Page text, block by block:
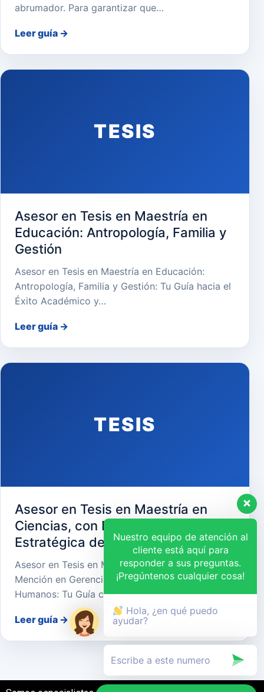
abrumador. Para garantizar que…
Leer guía →
TESIS
Asesor en Tesis en Maestría en
Educación: Antropología, Familia y
Gestión
Asesor en Tesis en Maestría en Educación:
Antropología, Familia y Gestión: Tu Guía hacia el
Éxito Académico y…
Leer guía →
TESIS
Asesor en Tesis en Maestría en
Ciencias, con Mención en Gerencia
Estratégica de Recursos Humanos
Asesor en Tesis en Maestría en Ciencias, con
Mención en Gerencia Estratégica de Recursos
Humanos: Tu Guía cara…
Leer guía →
Nuestro equipo de atención al
cliente está aquí para
responder a sus preguntas.
¡Pregúntenos cualquier cosa!
Hola, ¿en qué puedo
ayudar?